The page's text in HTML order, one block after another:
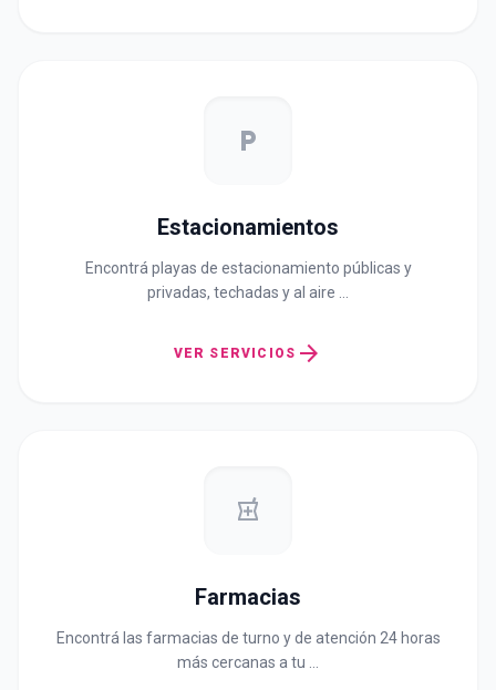
local_parking
Estacionamientos
Encontrá playas de estacionamiento públicas y
privadas, techadas y al aire …
VER SERVICIOS arrow_forward
local_pharmacy
Farmacias
Encontrá las farmacias de turno y de atención 24 horas
más cercanas a tu …